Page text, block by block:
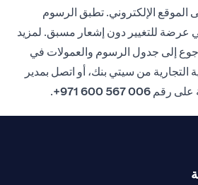
الموقع الإلكتروني. تطبق الرسوم
عرضة للتغيير دون إشعار مسبق. لمزيد
إلى جدول الرسوم والعمولات في
من سيتي بنك، أو اتصل بمدير
على رقم 006 567 600 971+
.